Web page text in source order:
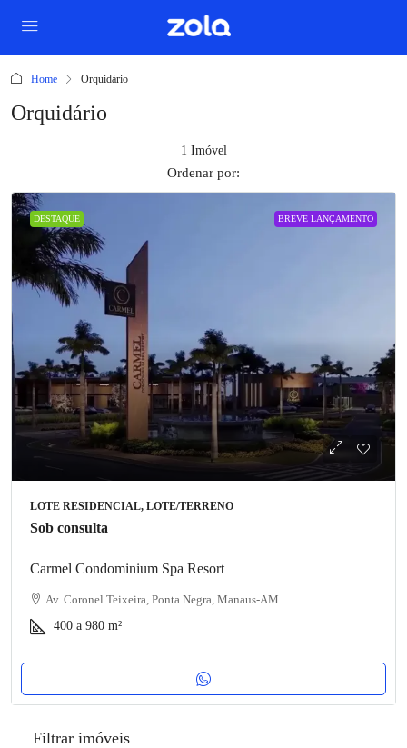
Home Orquidário
Orquidário
1 Imóvel
Ordenar por:
DESTAQUE BREVE LANÇAMENTO
LOTE RESIDENCIAL, LOTE/TERRENO
Sob consulta
Carmel Condominium Spa Resort
Av. Coronel Teixeira, Ponta Negra, Manaus-AM
400 a 980 m²
Filtrar imóveis